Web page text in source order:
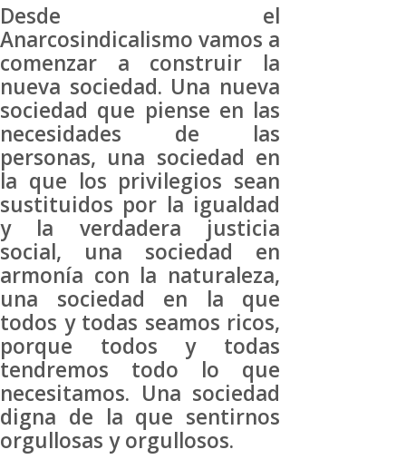
Desde el
Anarcosindicalismo vamos a
comenzar a construir la
nueva sociedad. Una nueva
sociedad que piense en las
necesidades de las
personas, una sociedad en
la que los privilegios sean
sustituidos por la igualdad
y la verdadera justicia
social, una sociedad en
armonía con la naturaleza,
una sociedad en la que
todos y todas seamos ricos,
porque todos y todas
tendremos todo lo que
necesitamos. Una sociedad
digna de la que sentirnos
orgullosas y orgullosos.